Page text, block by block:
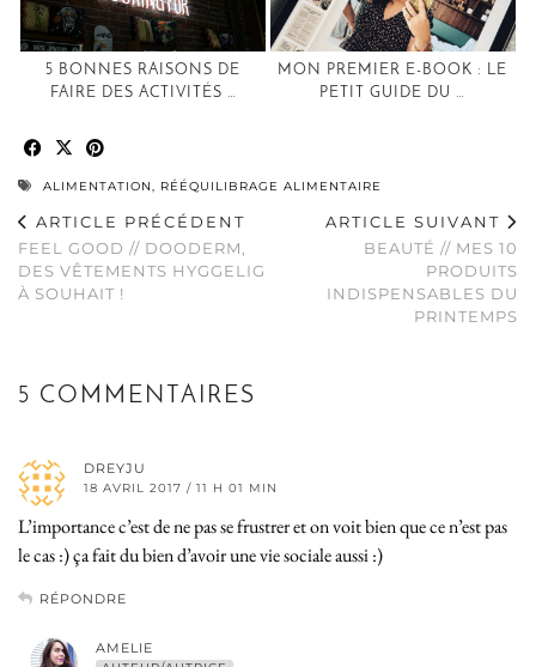
5 BONNES RAISONS DE
FAIRE DES ACTIVITÉS …
MON PREMIER E-BOOK : LE
PETIT GUIDE DU …
ALIMENTATION, RÉÉQUILIBRAGE ALIMENTAIRE
ARTICLE PRÉCÉDENT
FEEL GOOD // DOODERM,
DES VÊTEMENTS HYGGELIG
À SOUHAIT !
ARTICLE SUIVANT
BEAUTÉ // MES 10
PRODUITS
INDISPENSABLES DU
PRINTEMPS
5 COMMENTAIRES
DREYJU
18 AVRIL 2017 / 11 H 01 MIN
L’importance c’est de ne pas se frustrer et on voit bien que ce n’est pas
le cas :) ça fait du bien d’avoir une vie sociale aussi :)
RÉPONDRE
AMELIE